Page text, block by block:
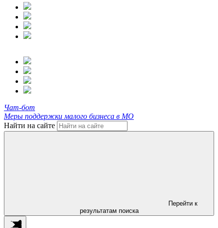
Чат-бот
Меры поддержки малого бизнеса в МО
Найти на сайте
Перейти к
результатам поиска